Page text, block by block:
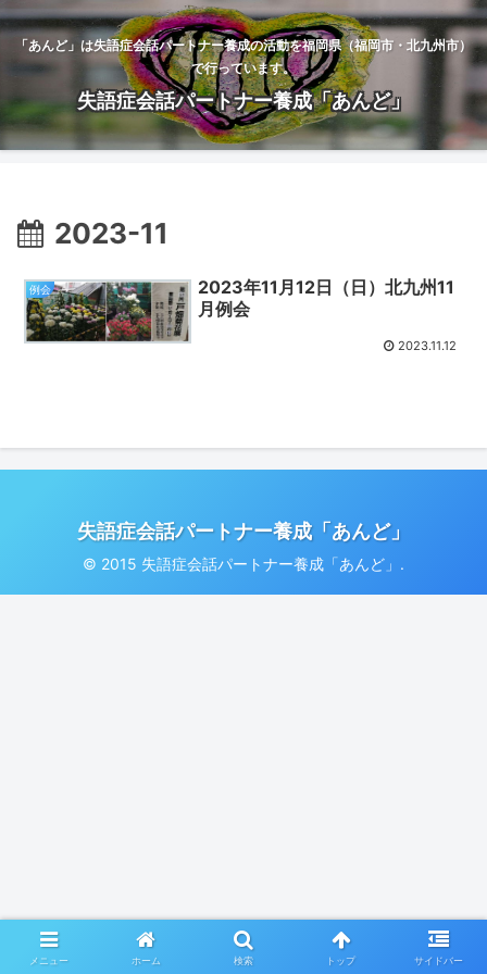
「あんど」は失語症会話パートナー養成の活動を福岡県（福岡市・北九州市）
で行っています。
失語症会話パートナー養成「あんど」
2023-11
例会
2023年11月12日（日）北九州11
月例会
2023.11.12
失語症会話パートナー養成「あんど」
© 2015 失語症会話パートナー養成「あんど」.
メニュー ホーム 検索 トップ サイドバー